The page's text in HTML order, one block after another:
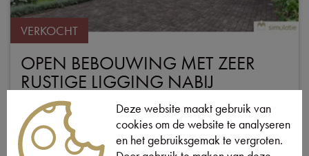
VERKOCHT
OPEN BEBOUWING MET ZEER
RUSTIGE LIGGING NABIJ
CENTRUM LOMMEL
Verkocht
Lommel
Slootvenstraat 8
Deze website maakt gebruik van
cookies om de website te analyseren
en het gebruiksgemak te vergroten.